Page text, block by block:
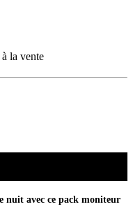
la vente
nuit avec ce pack moniteur